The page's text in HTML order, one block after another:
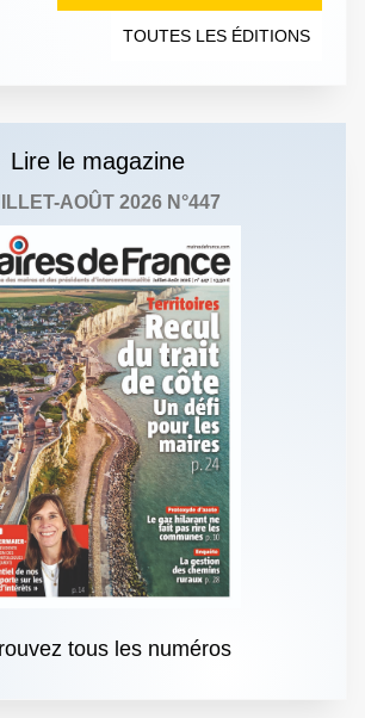
TOUTES LES ÉDITIONS
Lire le magazine
AOÛT 2026 N°447
tous les numéros